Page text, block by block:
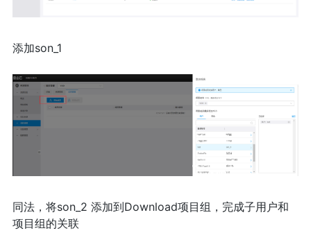
添加son_1
同法，将son_2 添加到Download项目组，完成子用户和
项目组的关联